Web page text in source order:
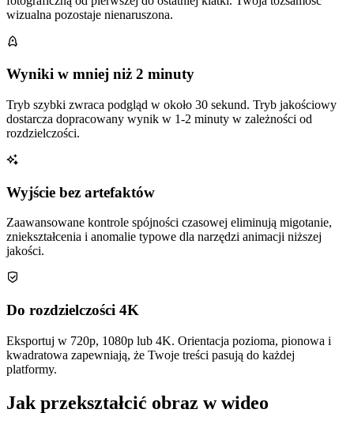
wizualna pozostaje nienaruszona.
Wyniki w mniej niż 2 minuty
Tryb szybki zwraca podgląd w około 30 sekund. Tryb jakościowy
dostarcza dopracowany wynik w 1-2 minuty w zależności od
rozdzielczości.
Wyjście bez artefaktów
Zaawansowane kontrole spójności czasowej eliminują migotanie,
zniekształcenia i anomalie typowe dla narzędzi animacji niższej
jakości.
Do rozdzielczości 4K
Eksportuj w 720p, 1080p lub 4K. Orientacja pozioma, pionowa i
kwadratowa zapewniają, że Twoje treści pasują do każdej
platformy.
Jak przekształcić obraz w wideo